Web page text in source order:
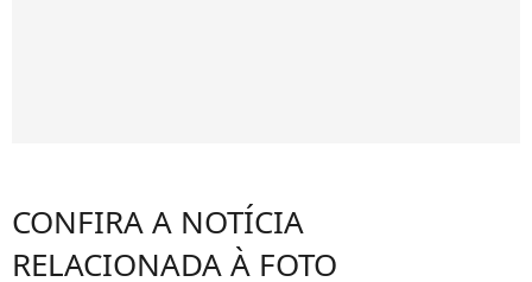
CONFIRA A NOTÍCIA
RELACIONADA À FOTO